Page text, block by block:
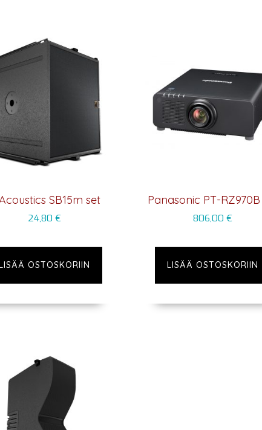
SB15m set
24,80 €
OSTOSKORIIN
Panasonic PT-
806,00 €
LISÄÄ OSTOSKORIIN